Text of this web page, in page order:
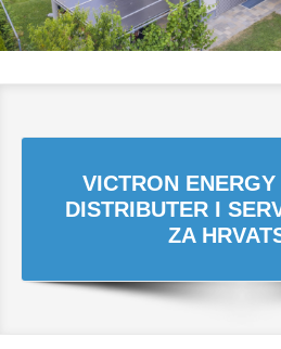
VICTRON
DISTRIBUTER I
ZA